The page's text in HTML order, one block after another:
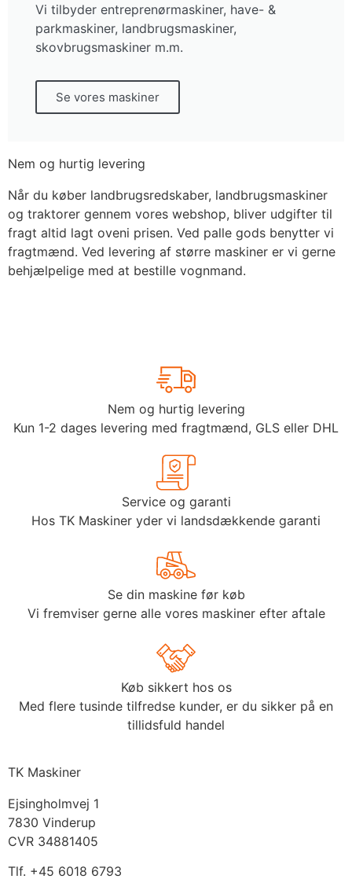
Vi tilbyder entreprenørmaskiner, have- &
parkmaskiner, landbrugsmaskiner,
skovbrugsmaskiner m.m.
Se vores maskiner
Nem og hurtig levering
Når du køber landbrugsredskaber, landbrugsmaskiner
og traktorer gennem vores webshop, bliver udgifter til
fragt altid lagt oveni prisen. Ved palle gods benytter vi
fragtmænd. Ved levering af større maskiner er vi gerne
behjælpelige med at bestille vognmand.
Nem og hurtig levering
Kun 1-2 dages levering med fragtmænd, GLS eller DHL
Service og garanti
Hos TK Maskiner yder vi landsdækkende garanti
Se din maskine før køb
Vi fremviser gerne alle vores maskiner efter aftale
Køb sikkert hos os
Med flere tusinde tilfredse kunder, er du sikker på en
tillidsfuld handel
TK Maskiner
Ejsingholmvej 1
7830 Vinderup
CVR 34881405
​Tlf. +45 6018 6793